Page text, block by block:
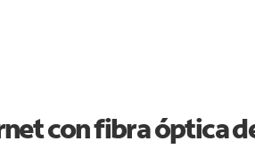
con fibra óptica